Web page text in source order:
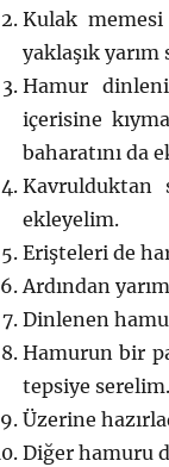
Kulak
yaklaşık
Hamur
içerisine
baharatını da
Kavrulduktan
ekleyelim.
Erişteleri de
Ardından
Dinlenen
Hamurun bir
tepsiye serelim.
Üzerine
Diğer hamuru